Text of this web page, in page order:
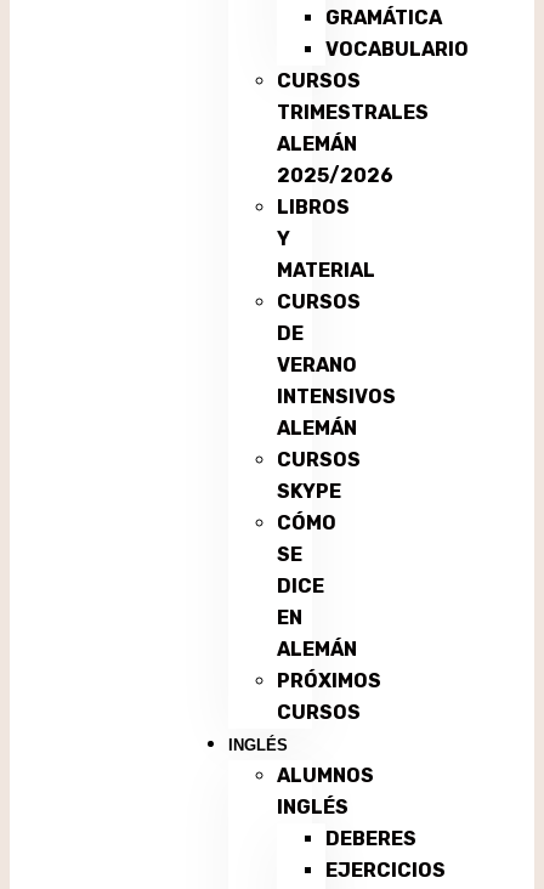
GRAMÁTICA
VOCABULARIO
CURSOS
TRIMESTRALES
ALEMÁN
2025/2026
LIBROS
Y
MATERIAL
CURSOS
DE
VERANO
INTENSIVOS
ALEMÁN
CURSOS
SKYPE
CÓMO
SE
DICE
EN
ALEMÁN
PRÓXIMOS
CURSOS
INGLÉS
ALUMNOS
INGLÉS
DEBERES
EJERCICIOS